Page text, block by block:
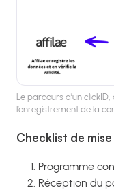
Le parcours d’un
l’enregistrement de la
Checklist de
Programme
Réception du